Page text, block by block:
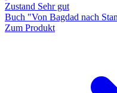
Zustand Sehr gut
Buch "Von Bagdad nach
Zum Produkt